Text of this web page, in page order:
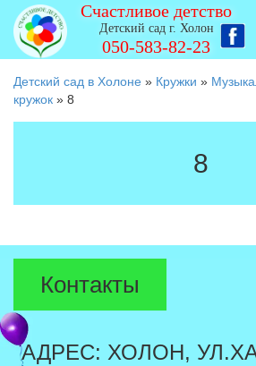
Счастливое детство
Детский сад г. Холон
050-583-82-23
Детский сад в Холоне » Кружки »
кружок » 8
8
Контакты
АДРЕС: ХОЛОН,